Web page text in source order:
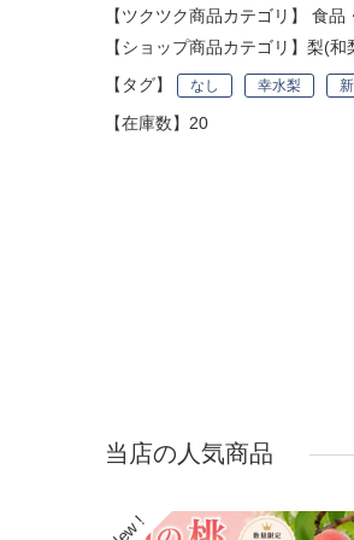
【ツクツク商品カテゴリ】 食品
【ショップ商品カテゴリ】 梨(和
【タグ】
なし 幸水梨
【在庫数】20
当店の人気商品